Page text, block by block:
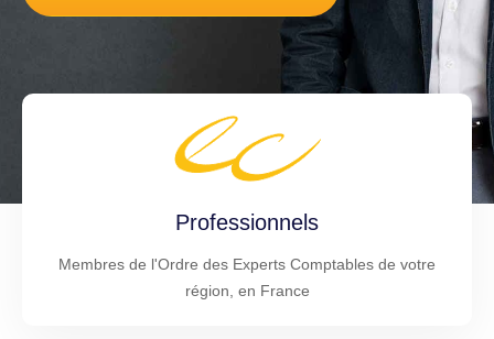
Professionnels
Membres de l'Ordre des Experts Comptables de votre
région, en France